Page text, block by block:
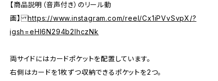
【商品説明（音声付き）のリール動
画】https://www.instagram.com/reel/Cx1iPVvSvpX/?
igsh=eHl6N294b2lhczNk
両サイドにはカードポケットを配置しています。
右側はカードを1枚ずつ収納できるポケットを2つ。